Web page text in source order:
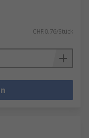
CHF.0.76/Stück